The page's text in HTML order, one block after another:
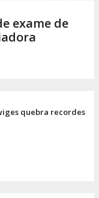
exame de
quebra recordes